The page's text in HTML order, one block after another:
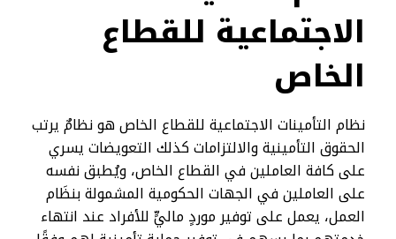
الاجتماعية للقطاع
الخاص
نظام التأمينات الاجتماعية للقطاع الخاص هو نظامٌ يرتب
الحقوق التأمينية والالتزامات كذلك التعويضات يسري
على كافة العاملين في القطاع الخاص، ويُطبق نفسه
على العاملين في الجهات الحكومية المشمولة بنظَام
العمل، يعمل على توفير موردٍ ماليٍّ للأفراد عند انتهاء